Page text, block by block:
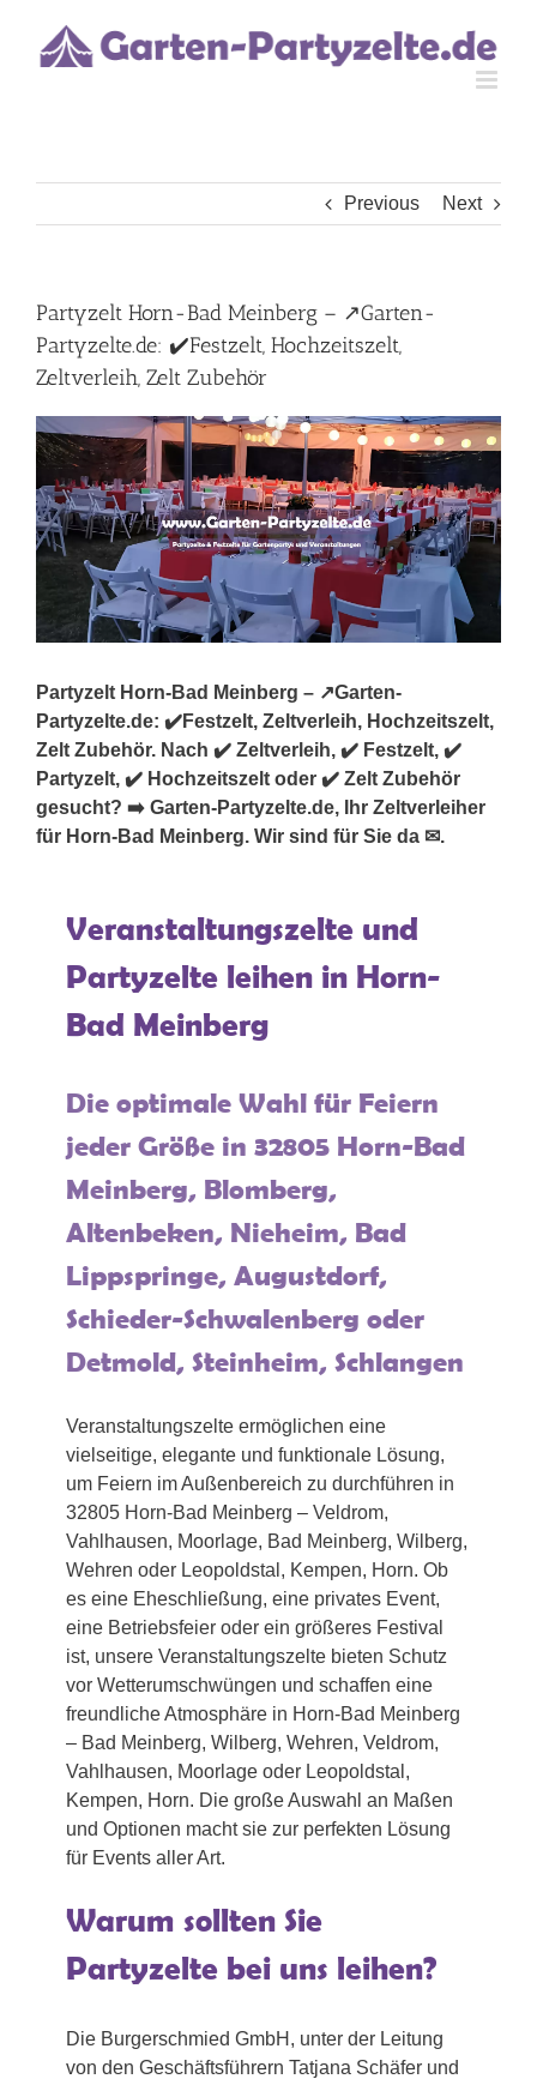
content
Previous Next
Partyzelt Horn-Bad Meinberg – ↗️Garten-
Partyzelte.de: ✔️Festzelt, Hochzeitszelt,
Zeltverleih, Zelt Zubehör
Partyzelt Horn-Bad Meinberg – ↗️Garten-
Partyzelte.de: ✔️Festzelt, Zeltverleih, Hochzeitszelt,
Zelt Zubehör. Nach ✔️ Zeltverleih, ✔️ Festzelt, ✔️
Partyzelt, ✔️ Hochzeitszelt oder ✔️ Zelt Zubehör
gesucht? ➡️ Garten-Partyzelte.de, Ihr Zeltverleiher
für Horn-Bad Meinberg. Wir sind für Sie da ✉.
Veranstaltungszelte und
Partyzelte leihen in Horn-
Bad Meinberg
Die optimale Wahl für Feiern
jeder Größe in 32805 Horn-Bad
Meinberg, Blomberg,
Altenbeken, Nieheim, Bad
Lippspringe, Augustdorf,
Schieder-Schwalenberg oder
Detmold, Steinheim, Schlangen
Veranstaltungszelte ermöglichen eine
vielseitige, elegante und funktionale Lösung,
um Feiern im Außenbereich zu durchführen in
32805 Horn-Bad Meinberg – Veldrom,
Vahlhausen, Moorlage, Bad Meinberg, Wilberg,
Wehren oder Leopoldstal, Kempen, Horn. Ob
es eine Eheschließung, eine privates Event,
eine Betriebsfeier oder ein größeres Festival
ist, unsere Veranstaltungszelte bieten Schutz
vor Wetterumschwüngen und schaffen eine
freundliche Atmosphäre in Horn-Bad Meinberg
– Bad Meinberg, Wilberg, Wehren, Veldrom,
Vahlhausen, Moorlage oder Leopoldstal,
Kempen, Horn. Die große Auswahl an Maßen
und Optionen macht sie zur perfekten Lösung
für Events aller Art.
Warum sollten Sie
Partyzelte bei uns leihen?
Die Burgerschmied GmbH, unter der Leitung
von den Geschäftsführern Tatjana Schäfer und